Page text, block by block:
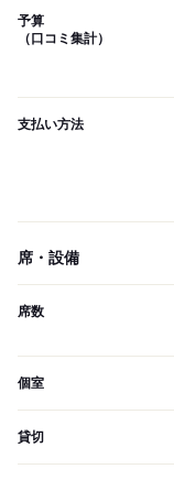
予算
（口コミ集計）
支払い方法
席・設備
席数
個室
貸切